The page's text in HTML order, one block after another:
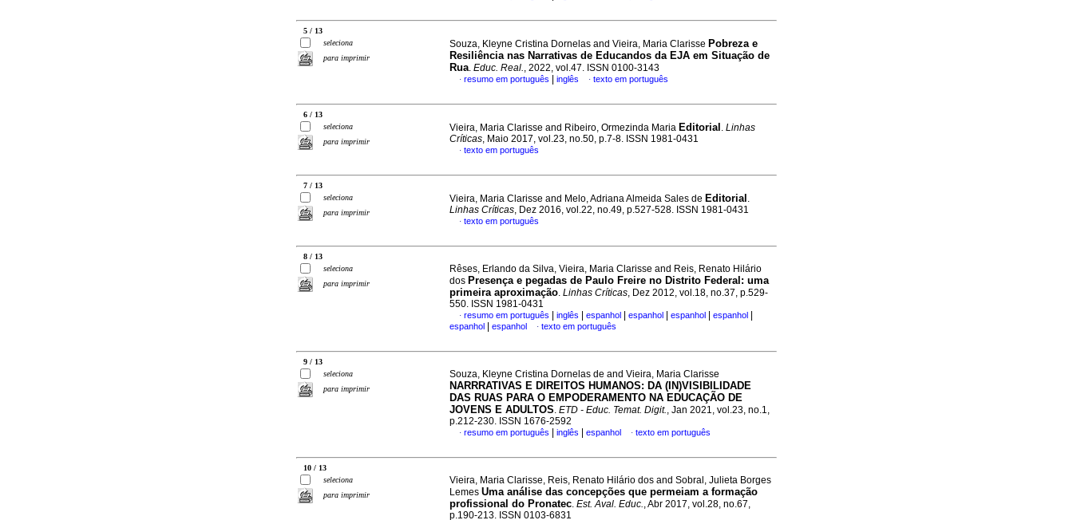
5 / 13
seleciona
para imprimir
Souza, Kleyne Cristina Dornelas and Vieira, Maria Clarisse Pobreza e
Resiliência nas Narrativas de Educandos da EJA em Situação de
Rua. Educ. Real., 2022, vol.47. ISSN 0100-3143
· resumo em português inglês · texto em português
6 / 13
seleciona
para imprimir
Vieira, Maria Clarisse and Ribeiro, Ormezinda Maria Editorial . Linhas
Críticas, Maio 2017, vol.23, no.50, p.7-8. ISSN 1981-0431
· texto em português
7 / 13
seleciona
para imprimir
Vieira, Maria Clarisse and Melo, Adriana Almeida Sales de Editorial .
Linhas Críticas, Dez 2016, vol.22, no.49, p.527-528. ISSN 1981-0431
· texto em português
8 / 13
seleciona
para imprimir
Rêses, Erlando da Silva, Vieira, Maria Clarisse and Reis, Renato Hilário
dos Presença e pegadas de Paulo Freire no Distrito Federal: uma
primeira aproximação. Linhas Críticas, Dez 2012, vol.18, no.37, p.529-
550. ISSN 1981-0431
· resumo em português inglês espanhol espanhol espanhol espanhol
espanhol espanhol · texto em português
9 / 13
seleciona
para imprimir
Souza, Kleyne Cristina Dornelas de and Vieira, Maria Clarisse
NARRRATIVAS E DIREITOS HUMANOS: DA (IN)VISIBILIDADE
DAS RUAS PARA O EMPODERAMENTO NA EDUCAÇÃO DE
JOVENS E ADULTOS. ETD - Educ. Temat. Digit., Jan 2021, vol.23, no.1,
p.212-230. ISSN 1676-2592
· resumo em português inglês espanhol · texto em português
10 / 13
seleciona
para imprimir
Vieira, Maria Clarisse, Reis, Renato Hilário dos and Sobral, Julieta Borges
Lemes Uma análise das concepções que permeiam a formação
profissional do Pronatec. Est. Aval. Educ., Abr 2017, vol.28, no.67,
p.190-213. ISSN 0103-6831